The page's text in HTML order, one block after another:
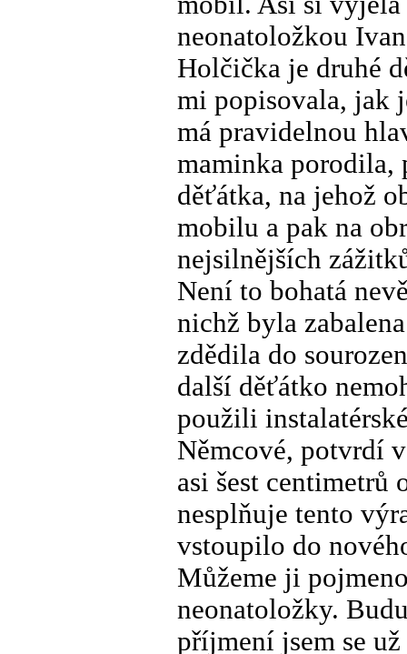
neonatoložkou
Holčička je druhé
mi popisovala, jak
má pravidelnou
maminka porodila,
děťátka, na jehož
mobilu a pak na
nejsilnějších
Není to bohatá
nichž byla
zdědila do
další děťátko
použili
Němcové, potvrdí
asi šest centimetrů
nesplňuje tento
vstoupilo do
Můžeme ji
neonatoložky.
příjmení jsem se